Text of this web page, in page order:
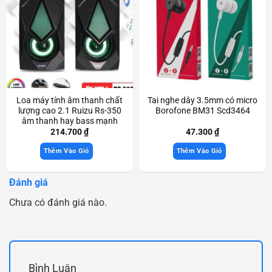
Loa máy tính âm thanh chất
lượng cao 2.1 Ruizu Rs-350
âm thanh hay bass mạnh
Scd3436
214.700₫
Thêm Vào Giỏ
Tai nghe dây 3.5mm có micro
Borofone BM31 Scd3464
47.300₫
Thêm Vào Giỏ
Đánh giá
Chưa có đánh giá nào.
Bình Luận